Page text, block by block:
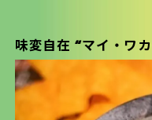
味変自在 “マイ・ワ